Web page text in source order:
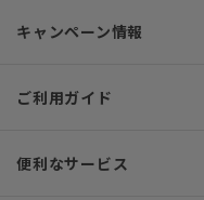
キャンペーン情報
ご利用ガイド
便利なサービス